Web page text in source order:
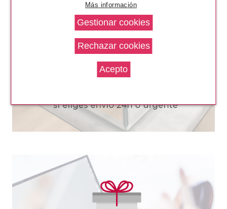
PLUS ONE
PLUS ONE PERSONAL
STROCKER MASTURBADOR
Pvr 25.99€
desde
17.95€
PLUS ONE
Más información